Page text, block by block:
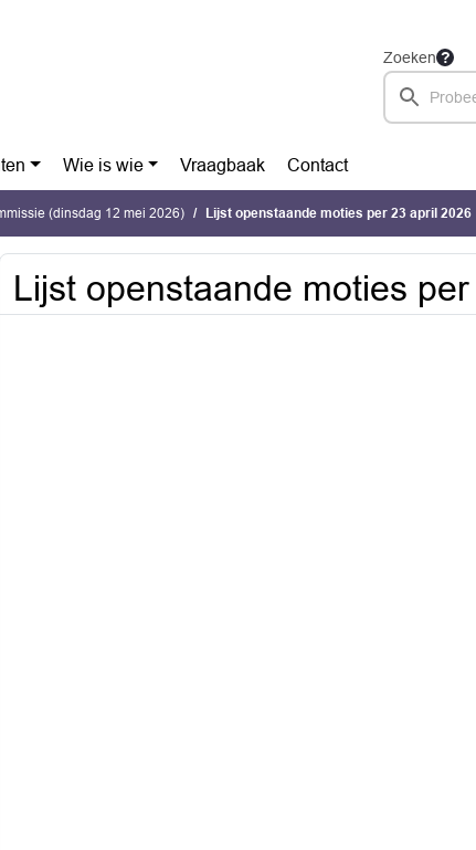
Zoeken
Wie is wie Vraagbaak Contact
(dinsdag 12 mei 2026) Lijst openstaande moties per 23 april 2026
Lijst openstaande moties